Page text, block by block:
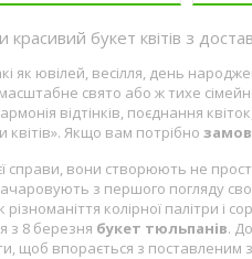
букет квітів з
як ювілей, весілля, день
свято або ж тихе
відтінків, поєднання
Якщо вам потрібно
справи, вони створюють не
з першого погляду
колірної палітри і
з 8 березня букет тюльпанів.
щоб впорається з